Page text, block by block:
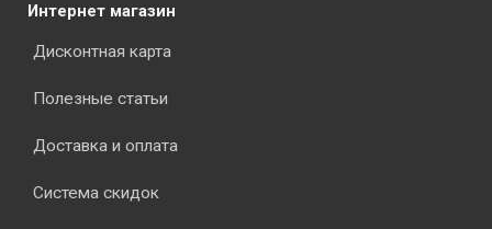
Интернет магазин
Дисконтная карта
Полезные статьи
Доставка и оплата
Система скидок